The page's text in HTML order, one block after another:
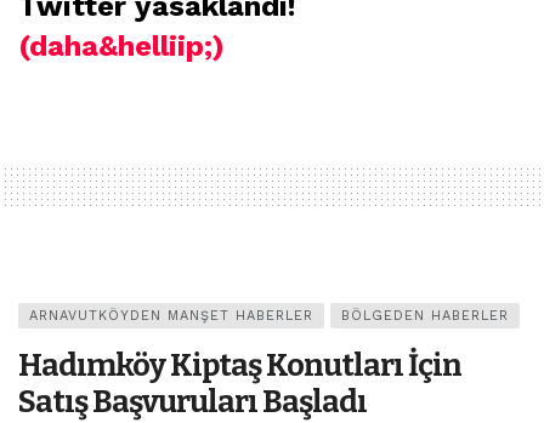
(daha&helliip;)
ARNAVUTKÖYDEN MANŞET HABERLER BÖLGEDEN HABERLER
Hadımköy Kiptaş Konutları İçin
Satış Başvuruları Başladı